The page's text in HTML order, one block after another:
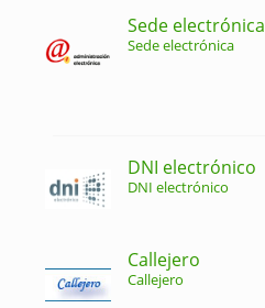
Sede electrónica
Sede electrónica
DNI electrónico
DNI electrónico
Callejero
Callejero